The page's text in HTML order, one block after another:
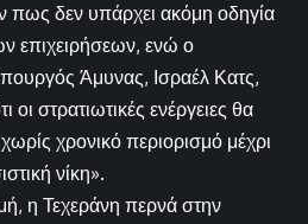
πως δεν υπάρχει ακόμη οδηγία
επιχειρήσεων, ενώ ο
Άμυνας, Ισραέλ Κατς,
οι στρατιωτικές ενέργειες θα
χρονικό περιορισμό μέχρι
νίκη».
η Τεχεράνη περνά στην